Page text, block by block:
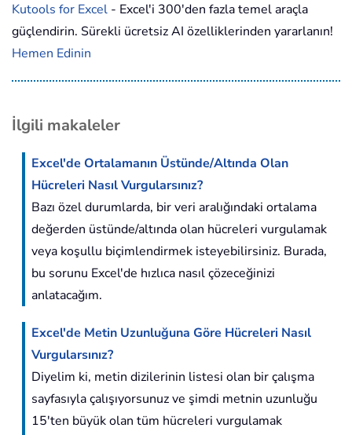
Kutools for Excel - Excel'i 300'den fazla temel araçla
güçlendirin. Sürekli ücretsiz AI özelliklerinden yararlanın!
Hemen Edinin
İlgili makaleler
Excel'de Ortalamanın Üstünde/Altında Olan
Hücreleri Nasıl Vurgularsınız?
Bazı özel durumlarda, bir veri aralığındaki ortalama
değerden üstünde/altında olan hücreleri vurgulamak
veya koşullu biçimlendirmek isteyebilirsiniz. Burada,
bu sorunu Excel'de hızlıca nasıl çözeceğinizi
anlatacağım.
Excel'de Metin Uzunluğuna Göre Hücreleri Nasıl
Vurgularsınız?
Diyelim ki, metin dizilerinin listesi olan bir çalışma
sayfasıyla çalışıyorsunuz ve şimdi metnin uzunluğu
15'ten büyük olan tüm hücreleri vurgulamak